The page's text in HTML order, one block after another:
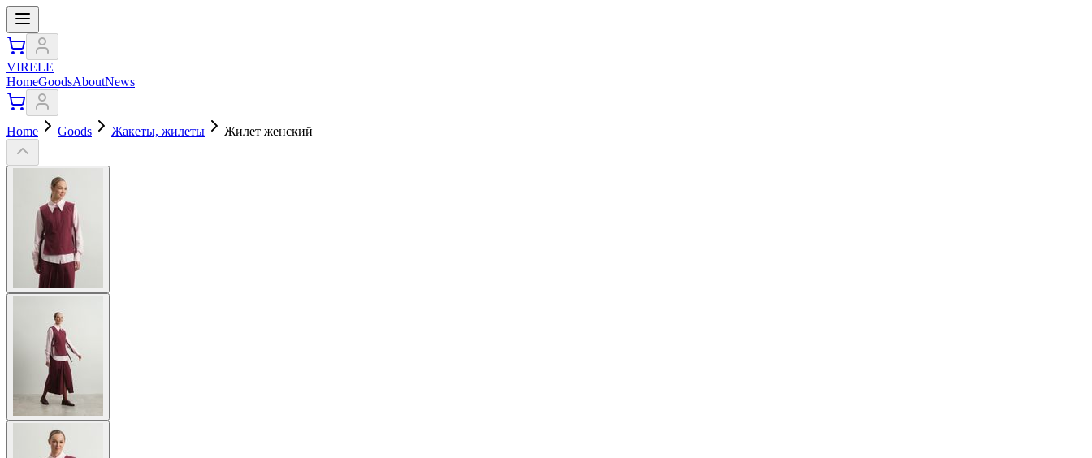
VIRELE
HomeGoodsAboutNews
Home Goods Жакеты, жилеты Жилет женский